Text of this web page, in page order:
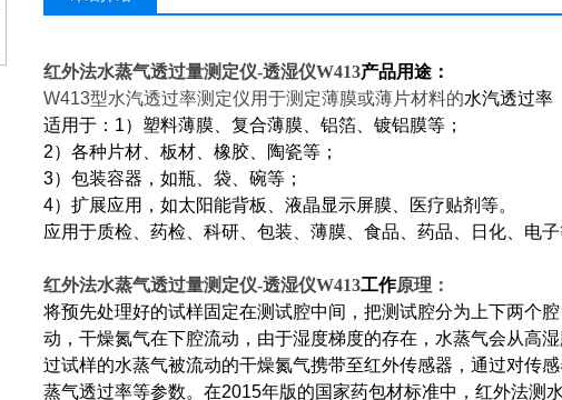
红外法水蒸气透过量测定仪-透湿仪W413产品用途：
W413型水汽透过率测定仪用于测定薄膜或薄片材料的水汽透过率
适用于：1）塑料薄膜、复合薄膜、铝箔、镀铝膜等；
2）各种片材、板材、橡胶、陶瓷等；
3）包装容器，如瓶、袋、碗等；
4）扩展应用，如太阳能背板、液晶显示屏膜、医疗贴剂等。
应用于质检、药检、科研、包装、薄膜、食品、药品、日化、电子
红外法水蒸气透过量测定仪-透湿仪W413工作原理：
将预先处理好的试样固定在测试腔中间，把测试腔分为上下两个
动，干燥氮气在下腔流动，由于湿度梯度的存在，水蒸气会从高
过试样的水蒸气被流动的干燥氮气携带至红外传感器，通过对传
蒸气透过率等参数。在2015年版的国家药包材标准中，红外法测